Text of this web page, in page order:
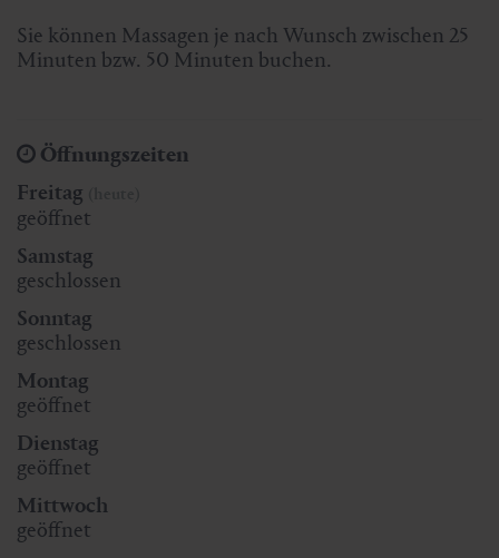
Sie können Massagen je nach Wunsch zwischen 25
Minuten bzw. 50 Minuten buchen.
Öffnungszeiten
Freitag
geöffnet
Samstag
geschlossen
Sonntag
geschlossen
Montag
geöffnet
Dienstag
geöffnet
Mittwoch
geöffnet